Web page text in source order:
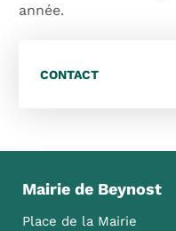
année.
CONTACT
Mairie de Beynost
Place de la Mairie